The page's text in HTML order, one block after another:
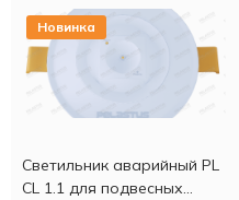
Новинка
Светильник аварийный PL
CL 1.1 для подвесных